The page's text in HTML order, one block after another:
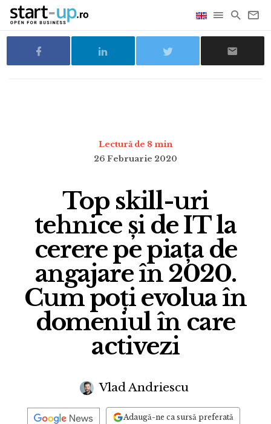
Lectură de 8 min
26 Februarie 2020
Top skill-uri
tehnice și de IT la
cerere pe piața de
angajare în 2020.
Cum poți evolua în
domeniul în care
activezi
Vlad Andriescu
Adaugă-ne ca sursă preferată